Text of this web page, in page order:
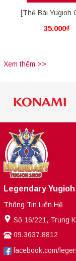
[Thẻ Bài Yugioh
Hãng] Crimson
35.000₫
Xem thêm >>
Legendary
Thông Tin Liên Hệ
Số 16/221, Trung
09.3637.8812
facebook.com/